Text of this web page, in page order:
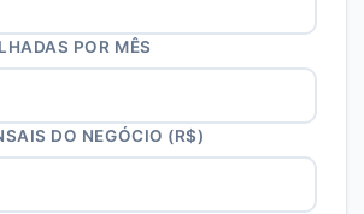
POR MÊS
DO NEGÓCIO (R$)